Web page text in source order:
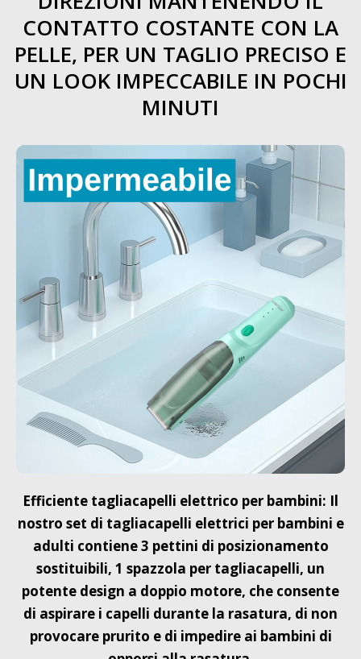
CONTATTO COSTANTE CON LA
PELLE, PER UN TAGLIO PRECISO E
UN LOOK IMPECCABILE IN POCHI
MINUTI
Efficiente tagliacapelli elettrico per bambini: Il
nostro set di tagliacapelli elettrici per bambini e
adulti contiene 3 pettini di posizionamento
sostituibili, 1 spazzola per tagliacapelli, un
potente design a doppio motore, che consente
di aspirare i capelli durante la rasatura, di non
provocare prurito e di impedire ai bambini di